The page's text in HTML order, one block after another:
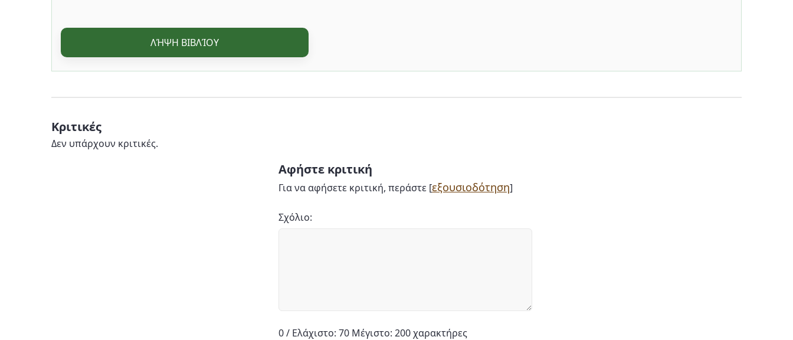
ΛΉΨΗ ΒΙΒΛΊΟΥ
Κριτικές
Δεν υπάρχουν κριτικές.
Αφήστε κριτική
Για να αφήσετε κριτική, περάστε [εξουσιοδότηση]
Σχόλιο:
0 / Ελάχιστο: 70 Μέγιστο: 200 χαρακτήρες